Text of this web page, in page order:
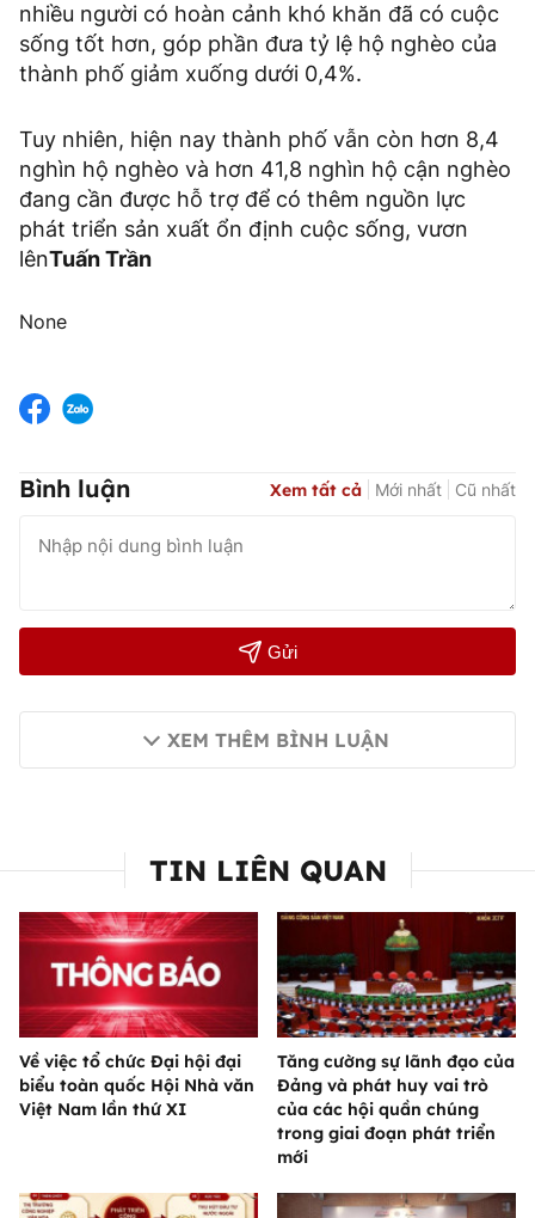
nhiều người có hoàn cảnh khó khăn đã có cuộc
sống tốt hơn, góp phần đưa tỷ lệ hộ nghèo của
thành phố giảm xuống dưới 0,4%.
Tuy nhiên, hiện nay thành phố vẫn còn hơn 8,4
nghìn hộ nghèo và hơn 41,8 nghìn hộ cận nghèo
đang cần được hỗ trợ để có thêm nguồn lực
phát triển sản xuất ổn định cuộc sống, vươn
lênTuấn Trần
None
Bình luận Xem tất cả Mới nhất Cũ nhất
Gửi
XEM THÊM BÌNH LUẬN
TIN LIÊN QUAN
Về việc tổ chức Đại hội đại
biểu toàn quốc Hội Nhà văn
Việt Nam lần thứ XI
Tăng cường sự lãnh đạo của
Đảng và phát huy vai trò
của các hội quần chúng
trong giai đoạn phát triển
mới